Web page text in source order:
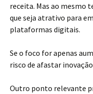
receita. Mas ao mesmo
que seja atrativo para
plataformas digitais.
Se o foco for apenas
risco de afastar
Outro ponto relevante